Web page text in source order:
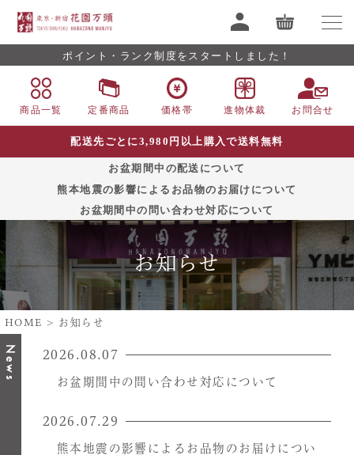
ポイント・ランク制度をスタートしました！
商品一覧 定番商品 価格帯 進物体裁 お問合せ
配送先ごとに3,980円以上購入で送料無料
お盆期間中の配送について
熊本地震の影響によるお品物のお届けについて
お盆期間中の問い合わせ対応について
お知らせ
HOME お知らせ
News 2026.08.07
お盆期間中の問い合わせ対応について
2026.07.29
熊本地震の影響によるお品物のお届けについ